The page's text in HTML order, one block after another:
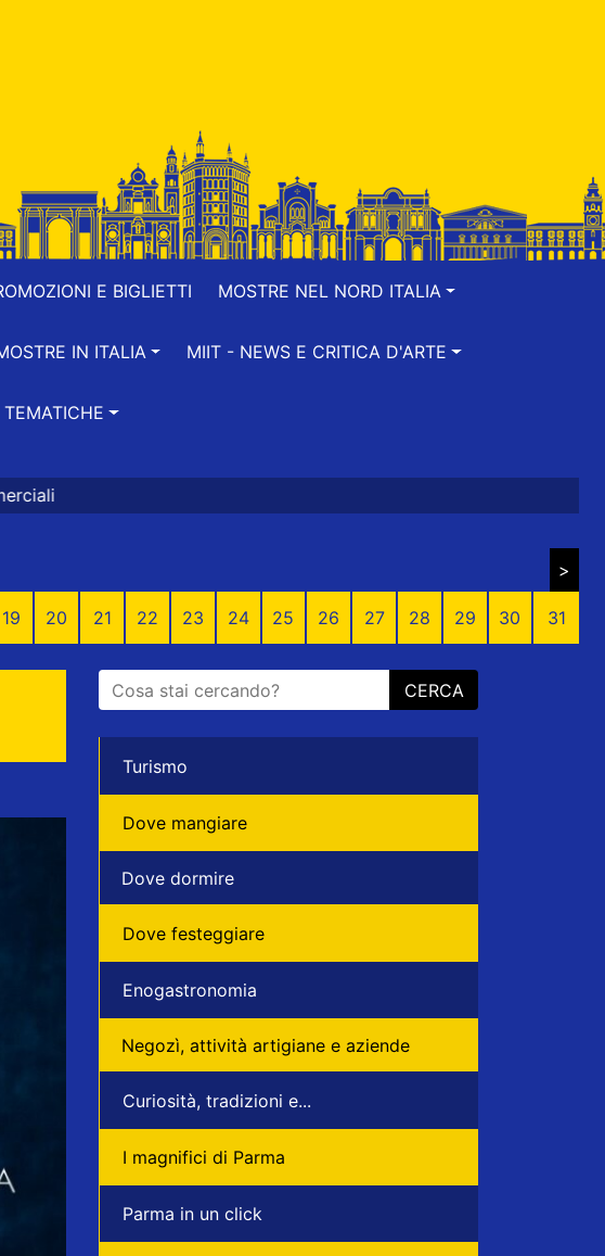
E BIGLIETTI MOSTRE NEL NORD ITALIA
IN ITALIA MIIT - NEWS E CRITICA D'ARTE
TEMATICHE
>
19 20 21 22 23 24 25 26 27 28 29 30 31
CERCA
Turismo
Dove mangiare
Dove dormire
Dove festeggiare
Enogastronomia
Negozì, attività artigiane e aziende
Curiosità, tradizioni e...
I magnifici di Parma
Parma in un click